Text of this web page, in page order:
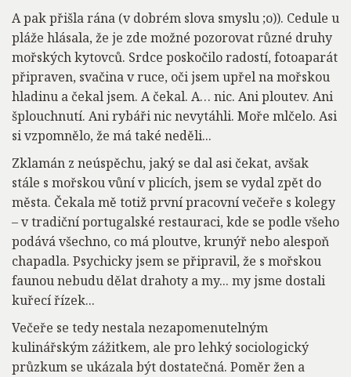
A pak přišla rána (v dobrém slova smyslu ;o)). Cedule u
pláže hlásala, že je zde možné pozorovat různé druhy
mořských kytovců. Srdce poskočilo radostí, fotoaparát
připraven, svačina v ruce, oči jsem upřel na mořskou
hladinu a čekal jsem. A čekal. A… nic. Ani ploutev. Ani
šplouchnutí. Ani rybáři nic nevytáhli. Moře mlčelo. Asi
si vzpomnělo, že má také neděli...
Zklamán z neúspěchu, jaký se dal asi čekat, avšak
stále s mořskou vůní v plicích, jsem se vydal zpět do
města. Čekala mě totiž první pracovní večeře s kolegy
– v tradiční portugalské restauraci, kde se podle všeho
podává všechno, co má ploutve, krunýř nebo alespoň
chapadla. Psychicky jsem se připravil, že s mořskou
faunou nebudu dělat drahoty a my... my jsme dostali
kuřecí řízek...
Večeře se tedy nestala nezapomenutelným
kulinářským zážitkem, ale pro lehký sociologický
průzkum se ukázala být dostatečná. Poměr žen a